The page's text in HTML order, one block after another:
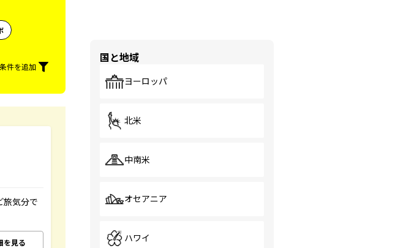
件を追加
旅気分で
を見る
国と地域
ヨーロッパ
北米
中南米
オセアニア
ハワイ